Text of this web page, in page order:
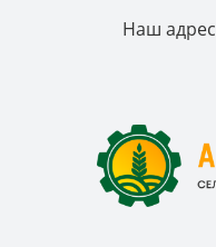
Наш адрес